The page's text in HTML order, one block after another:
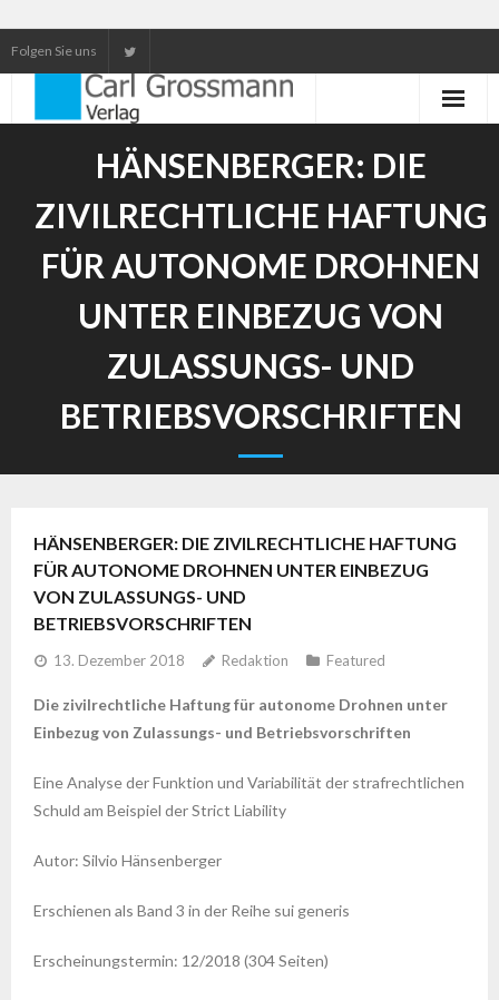
Folgen Sie uns
Neuerscheinungen
Unser Service
Our services
HÄNSENBERGER: DIE
ZIVILRECHTLICHE HAFTUNG
FÜR AUTONOME DROHNEN
UNTER EINBEZUG VON
ZULASSUNGS- UND
BETRIEBSVORSCHRIFTEN
HÄNSENBERGER: DIE ZIVILRECHTLICHE HAFTUNG
FÜR AUTONOME DROHNEN UNTER EINBEZUG
VON ZULASSUNGS- UND
BETRIEBSVORSCHRIFTEN
13. Dezember 2018 Redaktion Featured
Die zivilrechtliche Haftung für autonome Drohnen unter
Einbezug von Zulassungs- und Betriebsvorschriften
Eine Analyse der Funktion und Variabilität der strafrechtlichen
Schuld am Beispiel der Strict Liability
Autor: Silvio Hänsenberger
Erschienen als Band 3 in der Reihe sui generis
Erscheinungstermin: 12/2018 (304 Seiten)